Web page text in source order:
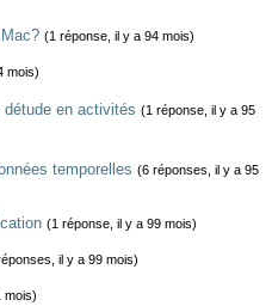
(1 réponse, il y a 94 mois)
mois)
en activités (1 réponse, il y a 95
temporelles (6 réponses, il y a 95
(1 réponse, il y a 99 mois)
il y a 99 mois)
mois)